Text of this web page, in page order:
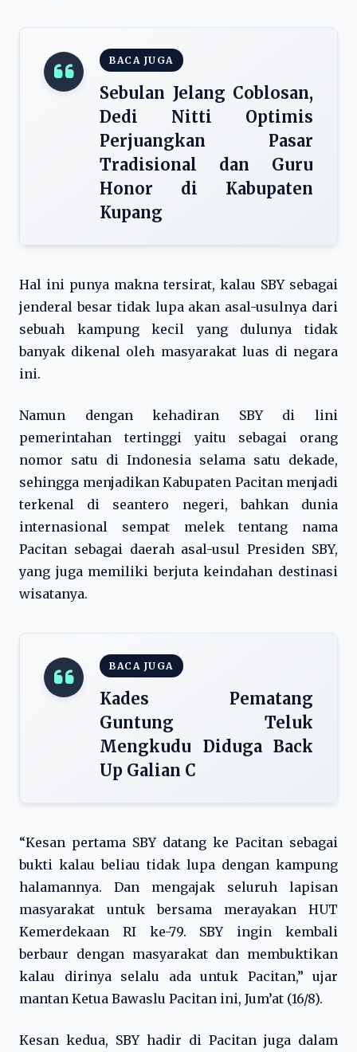
BACA JUGA
Sebulan Jelang Coblosan,
Dedi Nitti Optimis
Perjuangkan Pasar
Tradisional dan Guru
Honor di Kabupaten
Kupang
Hal ini punya makna tersirat, kalau SBY sebagai
jenderal besar tidak lupa akan asal-usulnya dari
sebuah kampung kecil yang dulunya tidak
banyak dikenal oleh masyarakat luas di negara
ini.
Namun dengan kehadiran SBY di lini
pemerintahan tertinggi yaitu sebagai orang
nomor satu di Indonesia selama satu dekade,
sehingga menjadikan Kabupaten Pacitan menjadi
terkenal di seantero negeri, bahkan dunia
internasional sempat melek tentang nama
Pacitan sebagai daerah asal-usul Presiden SBY,
yang juga memiliki berjuta keindahan destinasi
wisatanya.
BACA JUGA
Kades Pematang
Guntung Teluk
Mengkudu Diduga Back
Up Galian C
“Kesan pertama SBY datang ke Pacitan sebagai
bukti kalau beliau tidak lupa dengan kampung
halamannya. Dan mengajak seluruh lapisan
masyarakat untuk bersama merayakan HUT
Kemerdekaan RI ke-79. SBY ingin kembali
berbaur dengan masyarakat dan membuktikan
kalau dirinya selalu ada untuk Pacitan,” ujar
mantan Ketua Bawaslu Pacitan ini, Jum’at (16/8).
Kesan kedua, SBY hadir di Pacitan juga dalam